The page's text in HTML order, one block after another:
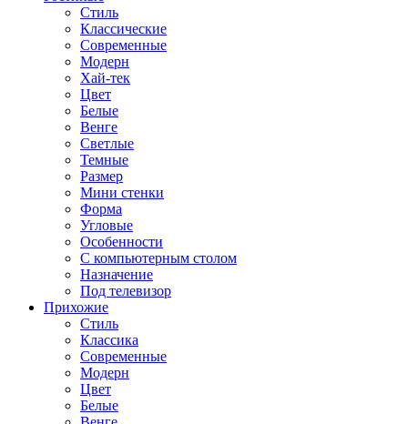
Стиль
Классические
Современные
Модерн
Хай-тек
Цвет
Белые
Венге
Светлые
Темные
Размер
Мини стенки
Форма
Угловые
Особенности
С компьютерным столом
Назначение
Под телевизор
Прихожие
Стиль
Классика
Современные
Модерн
Цвет
Белые